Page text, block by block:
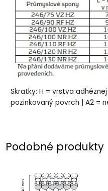
Skratky: H = vrstva
pozinkovaný povrch | A2 =
Podobné produkty